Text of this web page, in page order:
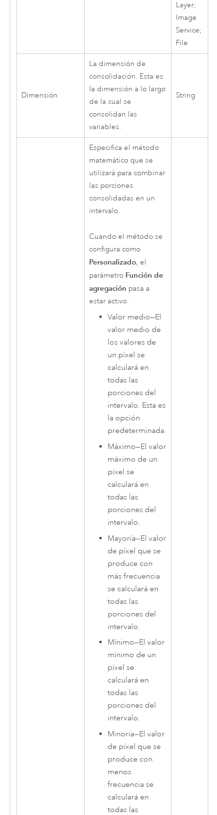
Layer;
Image
Service;
File
Dimensión
La dimensión de
consolidación. Esta es
la dimensión a lo largo
de la cual se
consolidan las
variables.
String
Especifica el método
matemático que se
utilizará para combinar
las porciones
consolidadas en un
intervalo.
Cuando el método se
configura como
Personalizado, el
parámetro Función de
agregación pasa a
estar activo.
Valor medio—El
valor medio de
los valores de
un píxel se
calculará en
todas las
porciones del
intervalo. Esta es
la opción
predeterminada.
Máximo—El valor
máximo de un
píxel se
calculará en
todas las
porciones del
intervalo.
Mayoría—El valor
de píxel que se
produce con
más frecuencia
se calculará en
todas las
porciones del
intervalo.
Mínimo—El valor
mínimo de un
píxel se
calculará en
todas las
porciones del
intervalo.
Minoría—El valor
de píxel que se
produce con
menos
frecuencia se
calculará en
todas las